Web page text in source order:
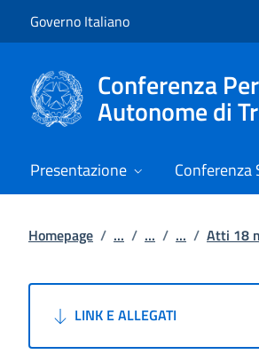
Governo Italiano
Conferenza
Autonome di
Presentazione
Homepage / ... / ... / ... / Atti 18
LINK E ALLEGATI